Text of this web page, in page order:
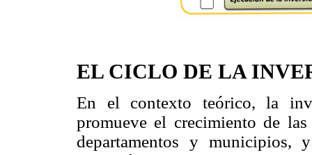
EL CICLO DE LA
En el contexto teórico, la
promueve el crecimiento de
departamentos y municipios,